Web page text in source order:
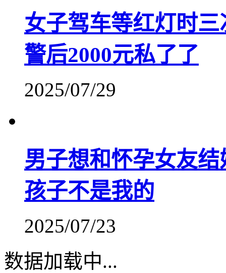
女子驾车等红灯时
警后2000元私了了
2025/07/29
男子想和怀孕女友
孩子不是我的
2025/07/23
数据加载中...